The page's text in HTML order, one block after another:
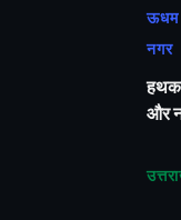
ऊधम
नगर
और